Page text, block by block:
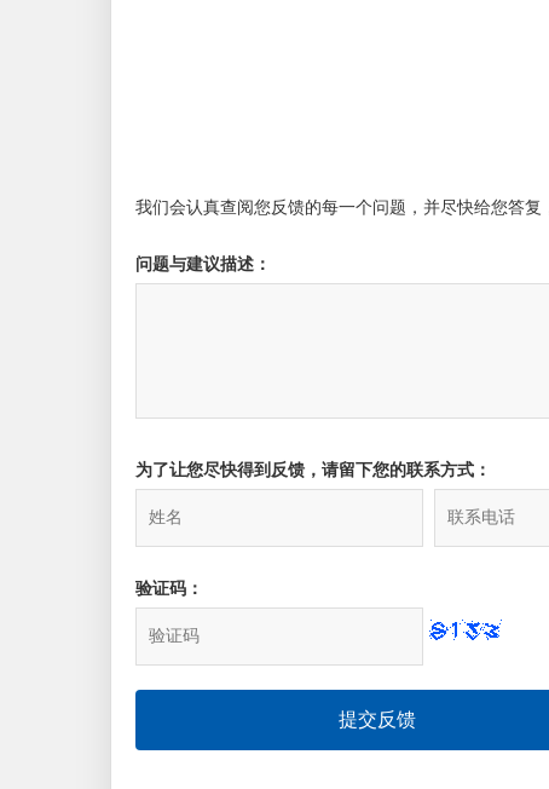
我们会认真查阅您反馈的每一个问题，并尽快给您答
问题与建议描述：
为了让您尽快得到反馈，请留下您的联系方式：
验证码：